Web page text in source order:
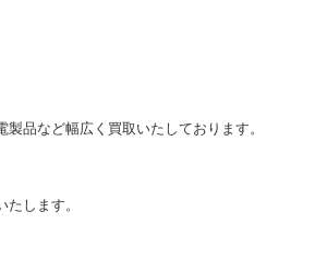
品など幅広く買取いたしております。
します。